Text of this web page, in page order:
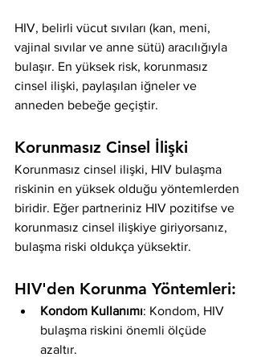
HIV, belirli vücut sıvıları (kan, meni,
vajinal sıvılar ve anne sütü) aracılığıyla
bulaşır. En yüksek risk, korunmasız
cinsel ilişki, paylaşılan iğneler ve
anneden bebeğe geçiştir.
Korunmasız Cinsel İlişki
Korunmasız cinsel ilişki, HIV bulaşma
riskinin en yüksek olduğu yöntemlerden
biridir. Eğer partneriniz HIV pozitifse ve
korunmasız cinsel ilişkiye giriyorsanız,
bulaşma riski oldukça yüksektir.
HIV'den Korunma Yöntemleri:
Kondom Kullanımı: Kondom, HIV
bulaşma riskini önemli ölçüde
azaltır.